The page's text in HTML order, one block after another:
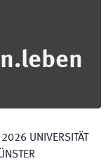
2026 UNIVERSITÄT